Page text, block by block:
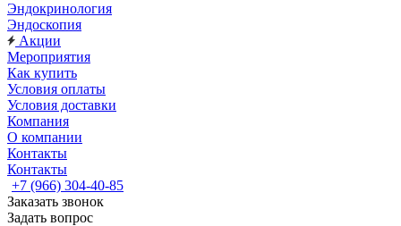
Эндокринология
Эндоскопия
Акции
Мероприятия
Как купить
Условия оплаты
Условия доставки
Компания
О компании
Контакты
Контакты
+7 (966) 304-40-85
Заказать звонок
Задать вопрос